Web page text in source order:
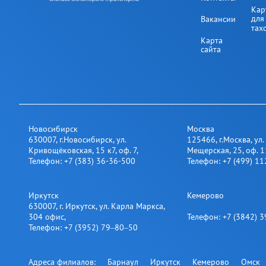
Вакансии
Карта
сайта
для
Новосибирск
630007, г.Новосибирск,ул.
Кривощёковская, 15 к7, оф. 7,
Телефон: +7 (383) 36-36-500
Москва
125466, г.Москва,
Мещерская, 25​, оф.
Телефон: +7 (499)
Иркутск
630007, г. Иркутск,ул. Карла Маркса,
304 офис,
Телефон: +7 (3952) 79‒80‒50
Кемерово
Телефон: +7 (3842)
Адреса филиалов: Барнаул Иркутск Кемерово Омск